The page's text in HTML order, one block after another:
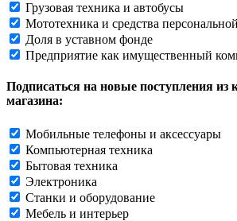
Грузовая техника и автобусы
Мототехника и средства
Доля в уставном фонде
Предприятие как имущественный
Подписаться на новые поступления из
магазина:
Мобильные телефоны и аксессуары
Компьютерная техника
Бытовая техника
Электроника
Станки и оборудование
Мебель и интерьер